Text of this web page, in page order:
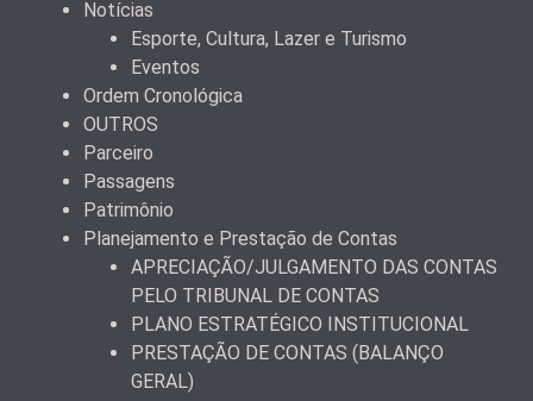
Notícias
Esporte, Cultura, Lazer e Turismo
Eventos
Ordem Cronológica
OUTROS
Parceiro
Passagens
Patrimônio
Planejamento e Prestação de Contas
APRECIAÇÃO/JULGAMENTO DAS CONTAS
PELO TRIBUNAL DE CONTAS
PLANO ESTRATÉGICO INSTITUCIONAL
PRESTAÇÃO DE CONTAS (BALANÇO
GERAL)